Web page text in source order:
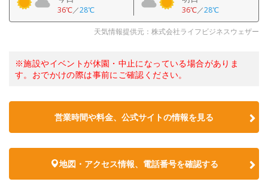
36℃／28℃ 36℃／28℃
天気情報提供元：株式会社ライフビジネスウェザー
※施設やイベントが休園・中止になっている場合がありま
す。おでかけの際は事前にご確認ください。
営業時間や料金、公式サイトの情報を見る
地図・アクセス情報、電話番号を確認する